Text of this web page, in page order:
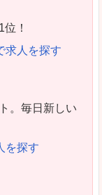
！
求人を探す
。毎日新しい
を探す